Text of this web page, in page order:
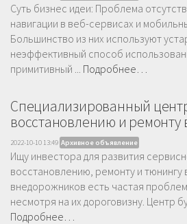
Суть бизнес идеи: Проблема
навигации в веб-сервисах и
Большинство из них используют
неэффективный способ
примитивный ... Подробнее…
Специализированный
восстановлению и
2022-10-10 13:49 Архивное объявление
Ищу инвестора для развития
восстановлению, ремонту и
внедорожников есть частая
несмотря на их дороговизну. Центр
Подробнее…